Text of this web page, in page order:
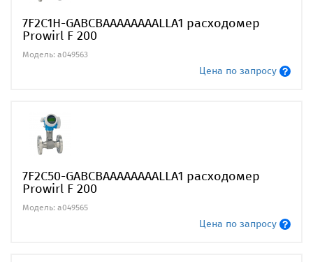
7F2C1H-GABCBAAAAAAAALLA1 расходомер
Prowirl F 200
Модель: a049563
Цена по запросу
7F2C50-GABCBAAAAAAAALLA1 расходомер
Prowirl F 200
Модель: a049565
Цена по запросу